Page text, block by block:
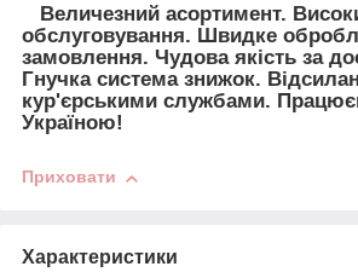
Величезний асортимент.
обслуговування. Швидке
замовлення. Чудова якість за
Гнучка система знижок.
кур'єрськими службами.
Україною!
Приховати
Характеристики